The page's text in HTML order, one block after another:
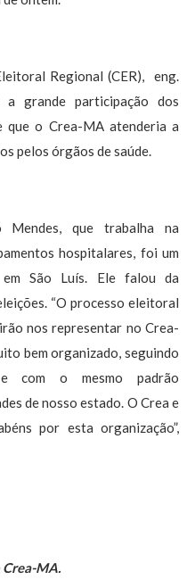
Regional (CER), eng.
a grande participação dos
que o Crea-MA atenderia a
pelos órgãos de saúde.
Mendes, que trabalha na
hospitalares, foi um
São Luís. Ele falou da
“O processo eleitoral
nos representar no Crea-
bem organizado, seguindo
com o mesmo padrão
de nosso estado. O Crea e
por esta organização”,
MA.